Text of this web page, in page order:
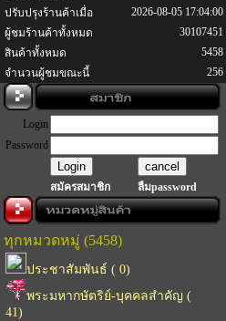
ปรับปรุงร้านค้าเมื่อ
2026-08-05 17:04:00
ผู้ชมร้านค้าทั้งหมด
30107451
สินค้าทั้งหมด
5458
จำนวนผู้ชมขณะนี้
256
Login
Password
สมัครสมาชิก ลืมpassword
ทุกหมวดหมู่ (5458)
ประชาสัมพันธ์ ( 0)
พระมหากษัตริย์-บุคคลสำคัญ (
41)